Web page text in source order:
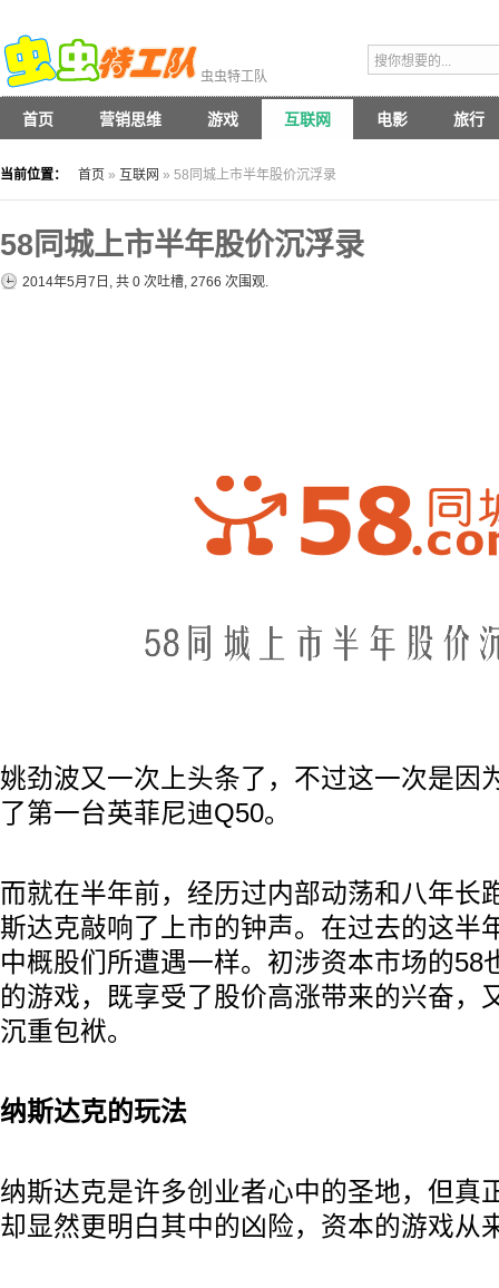
虫虫特工队
首页 营销思维 游戏 互联网 电影 旅行
当前位置： 首页 » 互联网 » 58同城上市半年股价沉浮录
58同城上市半年股价沉浮录
2014年5月7日, 共 0 次吐槽, 2766 次围观.
姚劲波又一次上头条了，不过这一次是因
了第一台英菲尼迪Q50。
而就在半年前，经历过内部动荡和八年长
斯达克敲响了上市的钟声。在过去的这半
中概股们所遭遇一样。初涉资本市场的58
的游戏，既享受了股价高涨带来的兴奋，
沉重包袱。
纳斯达克的玩法
纳斯达克是许多创业者心中的圣地，但真
却显然更明白其中的凶险，资本的游戏从